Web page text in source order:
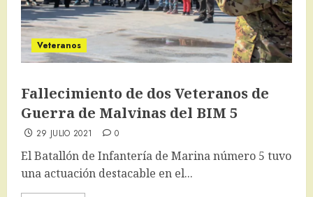
Veteranos
Fallecimiento de dos Veteranos de
Guerra de Malvinas del BIM 5
29 JULIO 2021 0
El Batallón de Infantería de Marina número 5 tuvo
una actuación destacable en el...